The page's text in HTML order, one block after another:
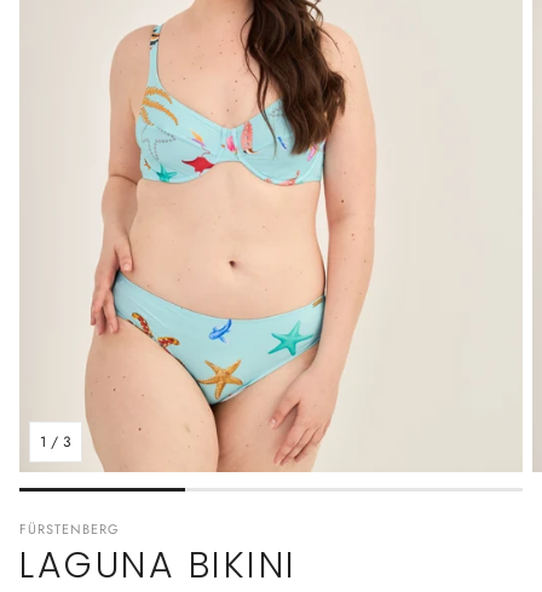
1 / 3
FÜRSTENBERG
LAGUNA BIKINI